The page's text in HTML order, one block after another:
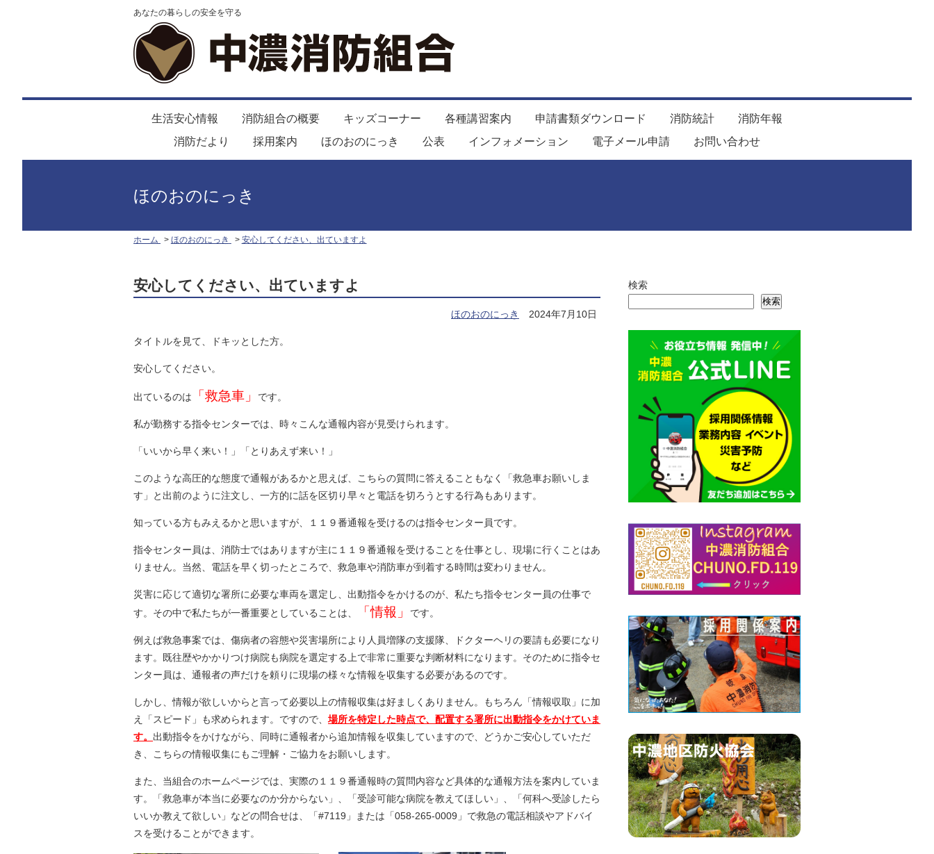
あなたの暮らしの安全を守る
生活安心情報 消防組合の概要 キッズコーナー 各種講習案内 申請書類ダウンロード 消防統計
消防年報
消防だより
採用案内 ほのおのにっき 公表 インフォメーション 電子メール申請 お問い合わせ
ほのおのにっき
ホーム ほのおのにっき 安心してください、出ていますよ
安心してください、出ていますよ
ほのおのにっき 2024年7月10日
タイトルを見て、ドキッとした方。
安心してください。
出ているのは 「救急車」 です。
私が勤務する指令センターでは、時々こんな通報内容が見受けられます。
「いいから早く来い！」「とりあえず来い！」
このような高圧的な態度で通報があるかと思えば、こちらの質問に答えることもなく「救急車お願いしま
す」と出前のように注文し、一方的に話を区切り早々と電話を切ろうとする行為もあります。
知っている方もみえるかと思いますが、１１９番通報を受けるのは指令センター員です。
指令センター員は、消防士ではありますが主に１１９番通報を受けることを仕事とし、現場に行くことはあ
りません。当然、電話を早く切ったところで、救急車や消防車が到着する時間は変わりません。
災害に応じて適切な署所に必要な車両を選定し、出動指令をかけるのが、私たち指令センター員の仕事で
す。その中で私たちが一番重要としていることは、
「情報」 です。
例えば救急事案では、傷病者の容態や災害場所により人員増隊の支援隊、ドクターヘリの要請も必要になり
ます。既往歴やかかりつけ病院も病院を選定する上で非常に重要な判断材料になります。そのために指令セ
ンター員は、通報者の声だけを頼りに現場の様々な情報を収集する必要があるのです。
しかし、情報が欲しいからと言って必要以上の情報収集は好ましくありません。もちろん「情報収取」に加
え「スピード」も求められます。ですので、 場所を特定した時点で、配置する署所に出動指令をかけていま
す。 出動指令をかけながら、同時に通報者から追加情報を収集していますので、どうかご安心していただ
き、こちらの情報収集にもご理解・ご協力をお願いします。
また、当組合のホームページでは、実際の１１９番通報時の質問内容など具体的な通報方法を案内していま
す。「救急車が本当に必要なのか分からない」、「受診可能な病院を教えてほしい」、「何科へ受診したら
いいか教えて欲しい」などの問合せは、「#7119」または「058-265-0009」で救急の電話相談やアドバイ
スを受けることができます。
検索
検索